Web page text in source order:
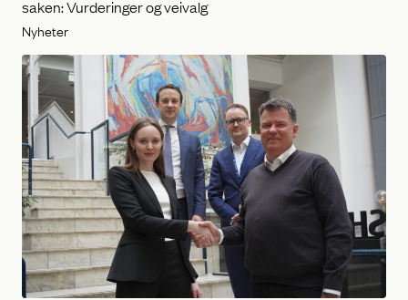
saken: Vurderinger og veivalg
Nyheter